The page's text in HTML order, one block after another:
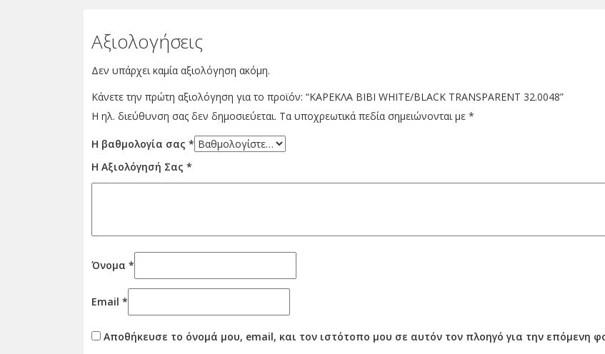
Αξιολογήσεις
Δεν υπάρχει καμία αξιολόγηση ακόμη.
Κάνετε την πρώτη αξιολόγηση για το προϊόν: “ΚΑΡΕΚΛΑ ΒΙΒΙ WHITE/BLACK TRANSPARENT 32.0048”
Η ηλ. διεύθυνση σας δεν δημοσιεύεται. Τα υποχρεωτικά πεδία σημειώνονται με *
Η βαθμολογία σας *
Η Αξιολόγησή Σας *
Όνομα *
Email *
Αποθήκευσε το όνομά μου, email, και τον ιστότοπο μου σε αυτόν τον πλοηγό για την επόμενη